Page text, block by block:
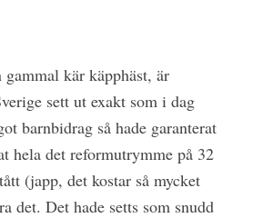
kär käpphäst, är
sett ut exakt som i dag
barnbidrag så hade garanterat
hela det reformutrymme på 32
(japp, det kostar så mycket
det. Det hade setts som snudd